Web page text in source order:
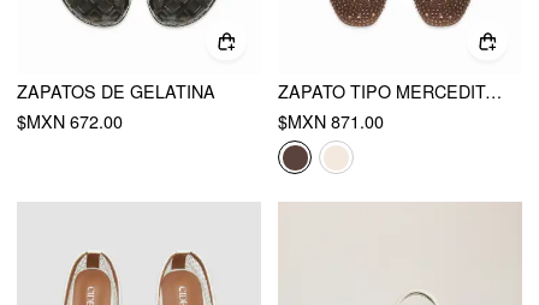
ZAPATOS DE GELATINA
$MXN 672.00
ZAPATO TIPO MERCEDITAS CON HEBILLA DE PEDRERÍA
$MXN 871.00